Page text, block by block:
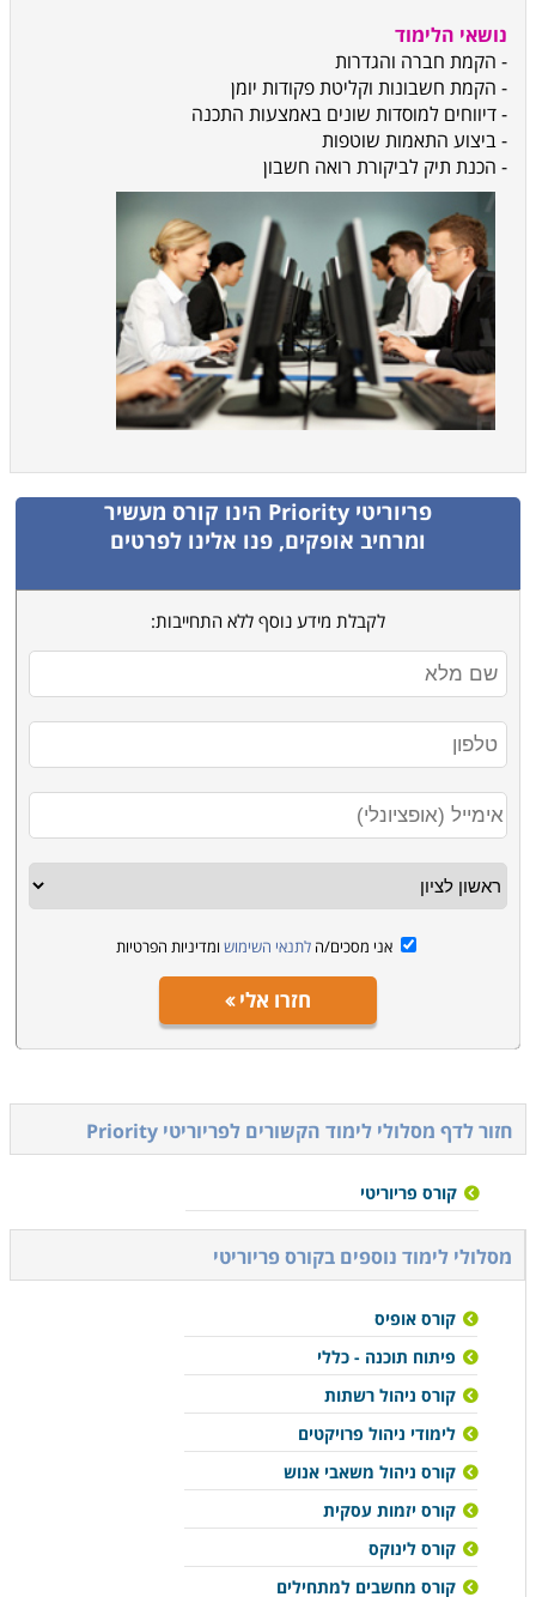
נושאי הלימוד
- הקמת חברה והגדרות
- הקמת חשבונות וקליטת פקודות יומן
- דיווחים למוסדות שונים באמצעות התכנה
- ביצוע התאמות שוטפות
- הכנת תיק לביקורת רואה חשבון
פריוריטי Priority
הינו קורס מעשיר
ומרחיב אופקים, פנו אלינו לפרטים
לקבלת מידע נוסף ללא התחייבות:
אני מסכים/ה לתנאי השימוש ומדיניות הפרטיות
חזרו אלי
חזור לדף מסלולי לימוד הקשורים לפריוריטי Priority
קורס פריוריטי
מסלולי לימוד נוספים בקורס פריוריטי
קורס אופיס
פיתוח תוכנה - כללי
קורס ניהול רשתות
לימודי ניהול פרויקטים
קורס ניהול משאבי אנוש
קורס יזמות עסקית
קורס לינוקס
קורס מחשבים למתחילים